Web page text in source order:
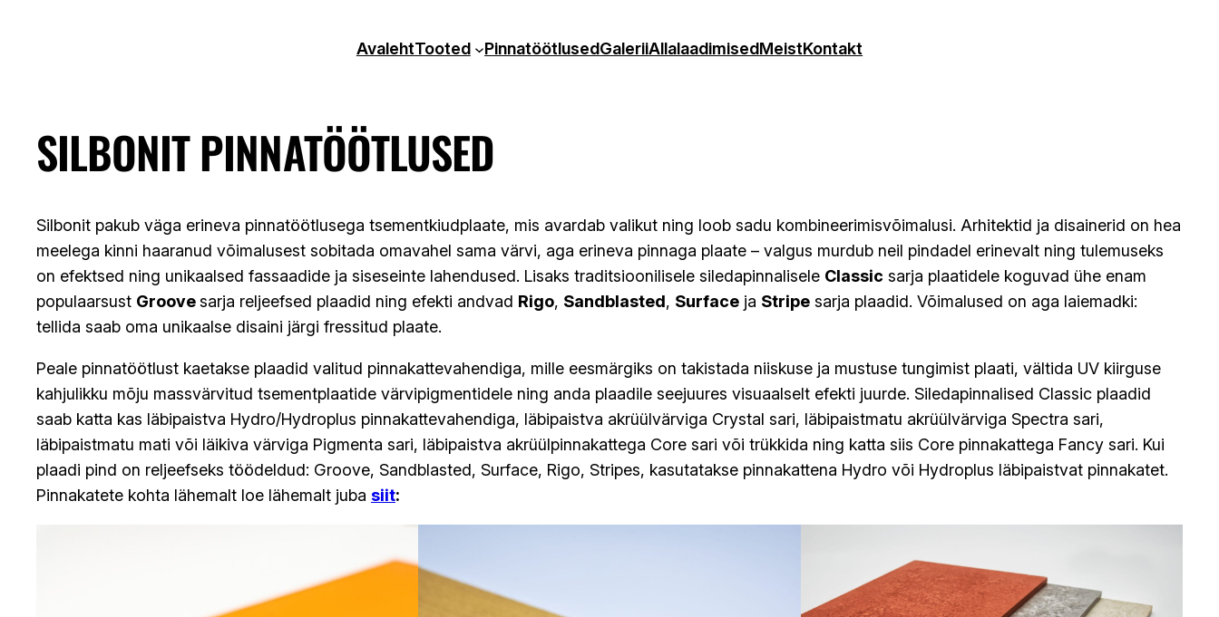
AvalehtTooted PinnatöötlusedGaleriiAllalaadimisedMeistKontakt
SILBONIT PINNATÖÖTLUSED
Silbonit pakub väga erineva pinnatöötlusega tsementkiudplaate, mis avardab valikut ning loob sadu kombineerimisvõimalusi. Arhitektid ja disainerid on hea
meelega kinni haaranud võimalusest sobitada omavahel sama värvi, aga erineva pinnaga plaate – valgus murdub neil pindadel erinevalt ning tulemuseks
on efektsed ning unikaalsed fassaadide ja siseseinte lahendused. Lisaks traditsioonilisele siledapinnalisele Classic sarja plaatidele koguvad ühe enam
populaarsust Groovesarja reljeefsed plaadid ning efekti andvad Rigo, Sandblasted, Surface ja Stripe sarja plaadid. Võimalused on aga laiemadki:
tellida saab oma unikaalse disaini järgi fressitud plaate.
Peale pinnatöötlust kaetakse plaadid valitud pinnakattevahendiga, mille eesmärgiks on takistada niiskuse ja mustuse tungimist plaati, vältida UV kiirguse
kahjulikku mõju massvärvitud tsementplaatide värvipigmentidele ning anda plaadile seejuures visuaalselt efekti juurde. Siledapinnalised Classic plaadid
saab katta kas läbipaistva Hydro/Hydroplus pinnakattevahendiga, läbipaistva akrüülvärviga Crystal sari, läbipaistmatu akrüülvärviga Spectra sari,
läbipaistmatu mati või läikiva värviga Pigmenta sari, läbipaistva akrüülpinnakattega Core sari või trükkida ning katta siis Core pinnakattega Fancy sari. Kui
plaadi pind on reljeefseks töödeldud: Groove, Sandblasted, Surface, Rigo, Stripes, kasutatakse pinnakattena Hydro või Hydroplus läbipaistvat pinnakatet.
Pinnakatete kohta lähemalt loe lähemalt juba siit: